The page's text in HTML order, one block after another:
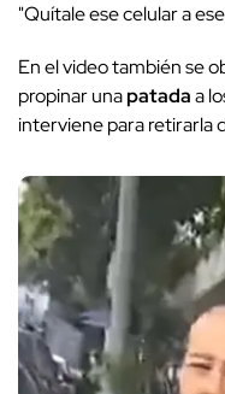
"Quítale ese celular a
En el video también se
propinar unapatadaa
interviene para retirarla